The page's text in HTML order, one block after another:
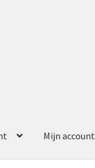
Mijn account